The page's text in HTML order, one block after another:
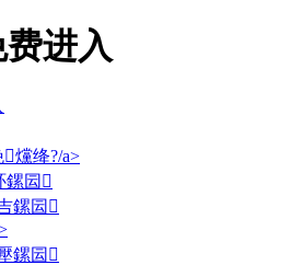
进入
爣绛?/a>
鏍囩
鏍囩
鏍囩